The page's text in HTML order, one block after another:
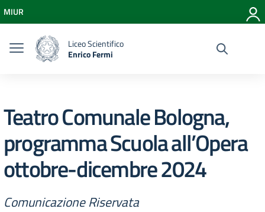
Vai al menu di navigazione
Vai al footer
MIUR
Liceo Scientifico
Enrico Fermi
Teatro Comunale Bologna,
programma Scuola all’Opera
ottobre-dicembre 2024
Comunicazione Riservata